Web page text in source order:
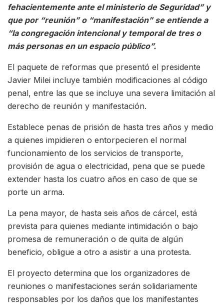
fehacientemente ante el ministerio de Seguridad” y
que por “reunión” o “manifestación” se entiende a
“la congregación intencional y temporal de tres o
más personas en un espacio público”.
El paquete de reformas que presentó el presidente
Javier Milei incluye también modificaciones al código
penal, entre las que se incluye una severa limitación al
derecho de reunión y manifestación.
Establece penas de prisión de hasta tres años y medio
a quienes impidieren o entorpecieren el normal
funcionamiento de los servicios de transporte,
provisión de agua o electricidad, pena que se puede
extender hasta los cuatro años en caso de que se
porte un arma.
La pena mayor, de hasta seis años de cárcel, está
prevista para quienes mediante intimidación o bajo
promesa de remuneración o de quita de algún
beneficio, obligue a otro a asistir a una protesta.
El proyecto determina que los organizadores de
reuniones o manifestaciones serán solidariamente
responsables por los daños que los manifestantes